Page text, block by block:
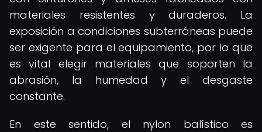
materiales resistentes y duraderos. La
exposición a condiciones subterráneas puede
ser exigente para el equipamiento, por lo que
es vital elegir materiales que soporten la
abrasión, la humedad y el desgaste
constante.
En este sentido, el nylon balístico es